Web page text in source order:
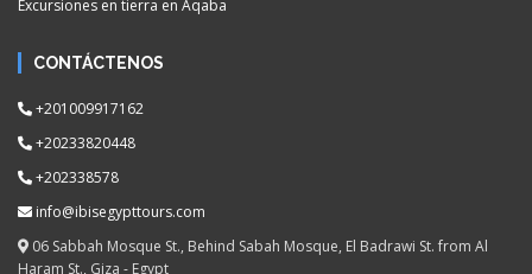
Excursiones en tierra en Áqaba
CONTÁCTENOS
+201009917162
+20233820448
+202338578
info@ibisegypttours.com
06 Sabbah Mosque St., Behind Sabah Mosque, El Badrawi St. from Al
Haram St., Giza - Egypt